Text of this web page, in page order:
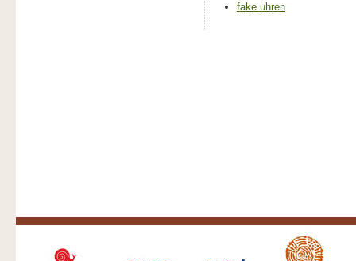
fake uhren